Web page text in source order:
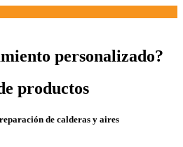
personalizado?
productos
de calderas y aires